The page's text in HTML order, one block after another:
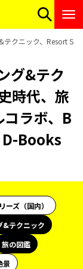
クニック、Resort
グ&テク
時代、旅
コラボ、B
D-Books
ーズ（国内）
&テクニック
旅の図鑑
景